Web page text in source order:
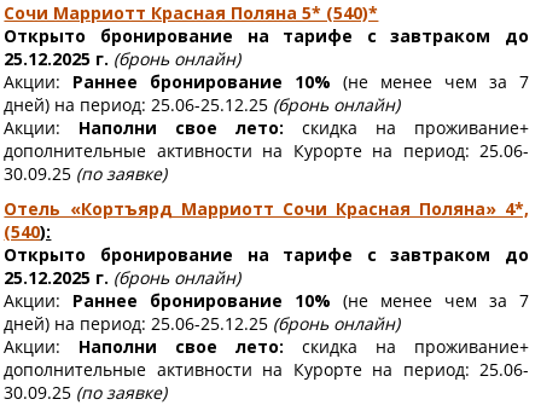
Сочи Марриотт Красная Поляна 5* (540)*
Открыто бронирование на тарифе с завтраком до
25.12.2025 г. (бронь онлайн)
Акции: Раннее бронирование 10%(не менее чем за 7
дней) на период: 25.06-25.12.25 (бронь онлайн)
Акции: Наполни свое лето:скидка на проживание+
дополнительные активности на Курорте на период: 25.06-
30.09.25 (по заявке)
Отель «Кортъярд Марриотт Сочи Красная Поляна» 4*,
(540):
Открыто бронирование на тарифе с завтраком до
25.12.2025 г. (бронь онлайн)
Акции: Раннее бронирование 10%(не менее чем за 7
дней) на период: 25.06-25.12.25 (бронь онлайн)
Акции: Наполни свое лето:скидка на проживание+
дополнительные активности на Курорте на период: 25.06-
30.09.25 (по заявке)